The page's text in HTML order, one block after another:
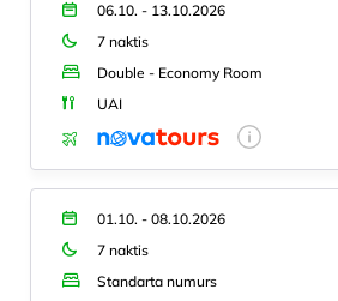
06.10. - 13.10.2026
7 naktis
Double - Economy Room
UAI
01.10. - 08.10.2026
7 naktis
Standarta numurs